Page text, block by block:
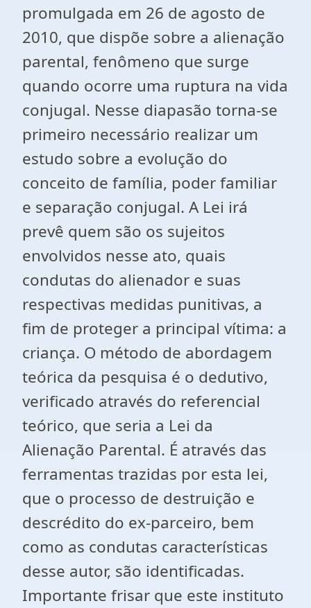
promulgada em 26 de agosto de
2010, que dispõe sobre a alienação
parental, fenômeno que surge
quando ocorre uma ruptura na vida
conjugal. Nesse diapasão torna-se
primeiro necessário realizar um
estudo sobre a evolução do
conceito de família, poder familiar
e separação conjugal. A Lei irá
prevê quem são os sujeitos
envolvidos nesse ato, quais
condutas do alienador e suas
respectivas medidas punitivas, a
fim de proteger a principal vítima: a
criança. O método de abordagem
teórica da pesquisa é o dedutivo,
verificado através do referencial
teórico, que seria a Lei da
Alienação Parental. É através das
ferramentas trazidas por esta lei,
que o processo de destruição e
descrédito do ex-parceiro, bem
como as condutas características
desse autor, são identificadas.
Importante frisar que este instituto